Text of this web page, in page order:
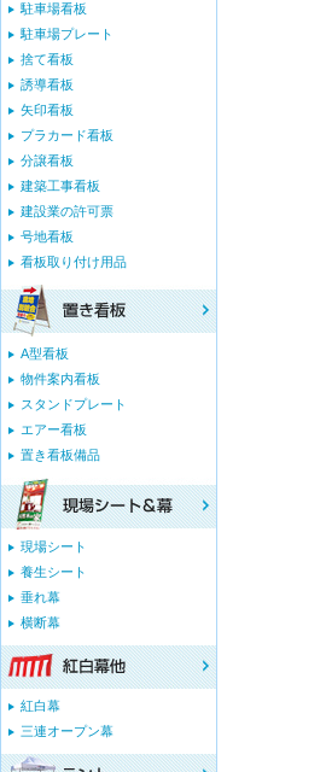
駐車場看板
駐車場プレート
捨て看板
誘導看板
矢印看板
プラカード看板
分譲看板
建築工事看板
建設業の許可票
号地看板
看板取り付け用品
A型看板
物件案内看板
スタンドプレート
エアー看板
置き看板備品
現場シート
養生シート
垂れ幕
横断幕
紅白幕
三連オープン幕